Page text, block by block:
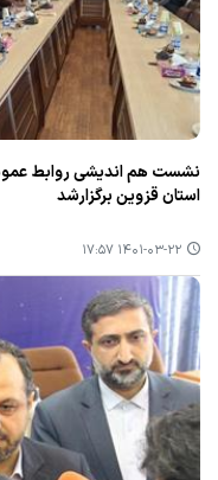
نشست هم اندیشی روابط
استان قزوین برگزارشد
۱۴۰۱-۰۳-۲۲ ۱۷:۵۷